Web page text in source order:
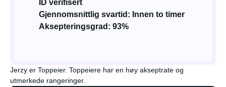
ID verifisert
Gjennomsnittlig svartid: Innen to timer
Aksepteringsgrad: 93%
Jerzy er Toppeier. Toppeiere har en høy akseptrate og
utmerkede rangeringer.